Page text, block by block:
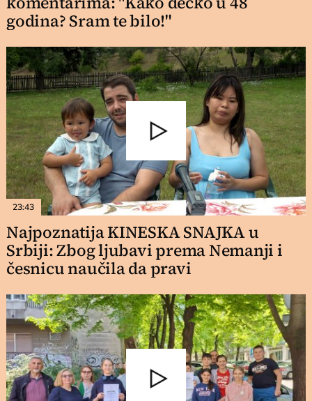
godina? Sram te bilo!"
23:43
Najpoznatija KINESKA SNAJKA u
Srbiji: Zbog ljubavi prema Nemanji i
česnicu naučila da pravi